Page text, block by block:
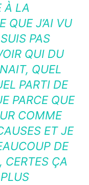
À LA
QUE J’AI VU
PAS
QUI DU
QUEL
PARTI DE
PARCE QUE
COMME
ET JE
DE
CERTES ÇA